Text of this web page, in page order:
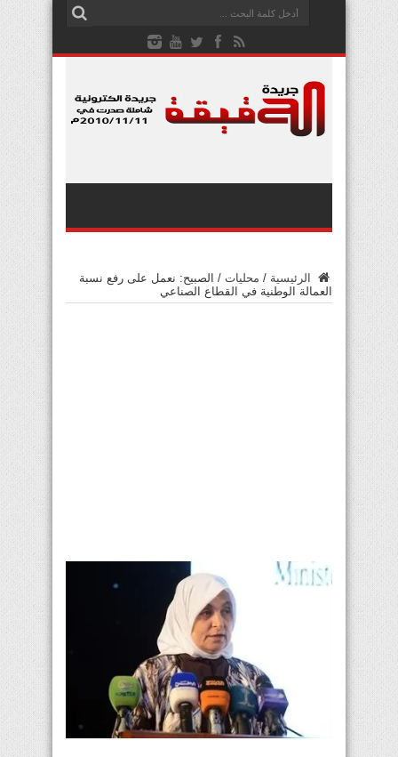
الرئيسية / محليات / الصبيح: نعمل على رفع نسبة
العمالة الوطنية في القطاع الصناعي